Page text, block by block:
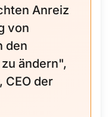
Anreiz
von
den
ändern",
, CEO der